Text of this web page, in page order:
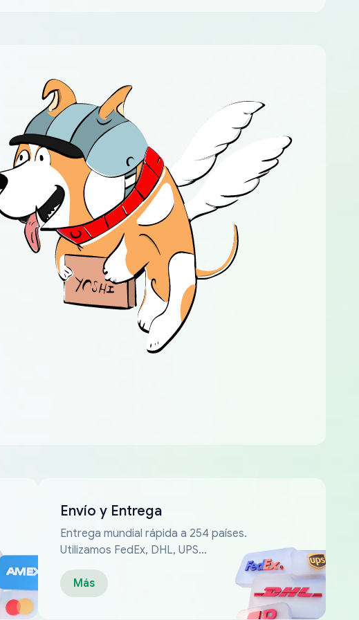
Envío y Entrega
Entrega mundial rápida a 254 países.
Utilizamos FedEx, DHL, UPS...
Más